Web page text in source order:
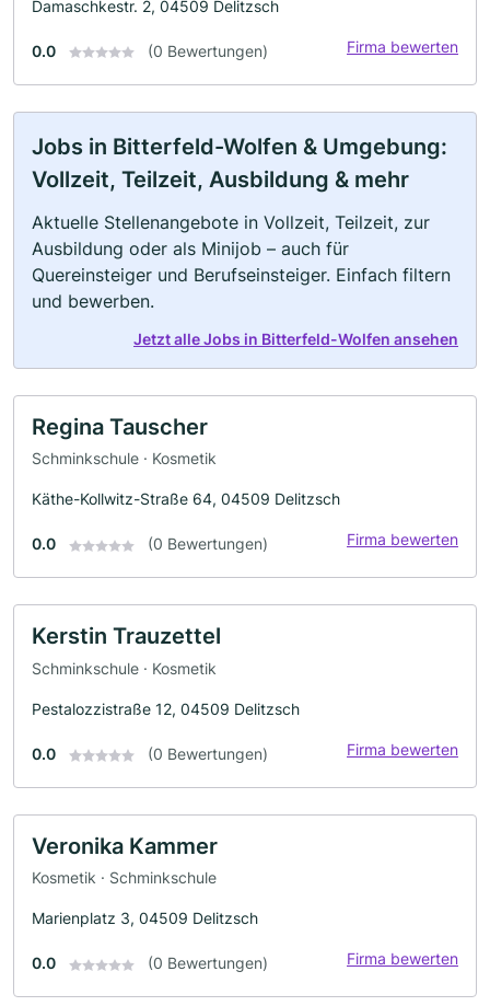
Damaschkestr. 2, 04509 Delitzsch
0.0 (0 Bewertungen) Firma bewerten
Jobs in Bitterfeld-Wolfen & Umgebung:
Vollzeit, Teilzeit, Ausbildung & mehr
Aktuelle Stellenangebote in Vollzeit, Teilzeit, zur
Ausbildung oder als Minijob – auch für
Quereinsteiger und Berufseinsteiger. Einfach filtern
und bewerben.
Jetzt alle Jobs in Bitterfeld-Wolfen ansehen
Regina Tauscher
Schminkschule · Kosmetik
Käthe-Kollwitz-Straße 64, 04509 Delitzsch
0.0 (0 Bewertungen) Firma bewerten
Kerstin Trauzettel
Schminkschule · Kosmetik
Pestalozzistraße 12, 04509 Delitzsch
0.0 (0 Bewertungen) Firma bewerten
Veronika Kammer
Kosmetik · Schminkschule
Marienplatz 3, 04509 Delitzsch
0.0 (0 Bewertungen) Firma bewerten